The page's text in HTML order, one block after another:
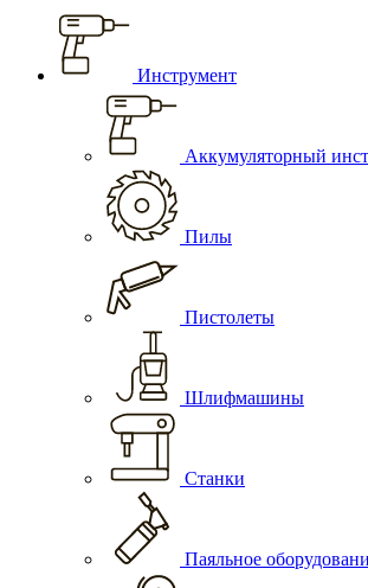
Инструмент
Аккумуляторный
Пилы
Пистолеты
Шлифмашины
Станки
Паяльное